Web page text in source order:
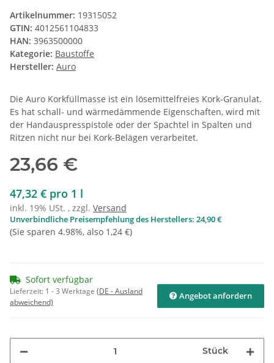
Artikelnummer: 19315052
GTIN: 4012561104833
HAN: 3963500000
Kategorie: Baustoffe
Hersteller: Auro
Die Auro Korkfüllmasse ist ein lösemittelfreies Kork-Granulat.
Es hat schall- und wärmedämmende Eigenschaften, wird mit
der Handauspresspistole oder der Spachtel in Spalten und
Ritzen nicht nur bei Kork-Belägen verarbeitet.
23,66 €
47,32 € pro 1 l
inkl. 19% USt. , zzgl. Versand
Unverbindliche Preisempfehlung des Herstellers: 24,90 €
(Sie sparen 4.98%, also 1,24 €)
Sofort verfügbar
Lieferzeit: 1 - 3 Werktage (DE - Ausland
abweichend)
Angebot anfordern
Stück